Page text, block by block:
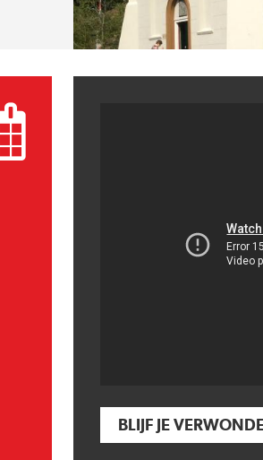
BLIJF JE